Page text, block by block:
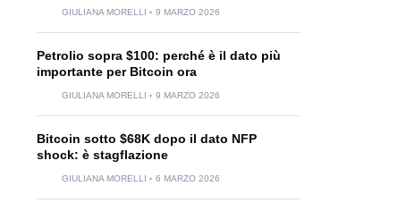
GIULIANA MORELLI 9 MARZO 2026
Petrolio sopra $100: perché è il dato più
importante per Bitcoin ora
GIULIANA MORELLI 9 MARZO 2026
Bitcoin sotto $68K dopo il dato NFP
shock: è stagflazione
GIULIANA MORELLI 6 MARZO 2026